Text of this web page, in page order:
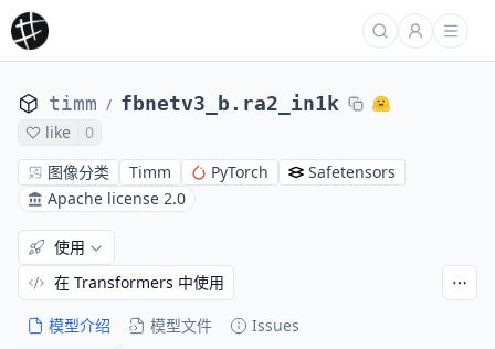
timm / fbnetv3_b.ra2_in1k
like
0
图像分类
Timm PyTorch
Safetensors
Apache license 2.0
模型介绍 模型文件 Issues
使用
在 Transformers 中使用